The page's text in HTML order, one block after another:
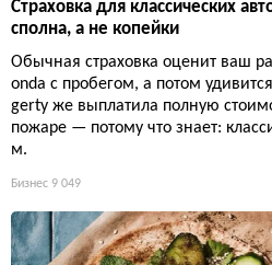
Страховка для классических
сполна, а не копейки
Обычная страховка оценит ваш
onda с пробегом, а потом
gerty же выплатила полную
пожаре — потому что знает:
м.
Бизнес 9 049